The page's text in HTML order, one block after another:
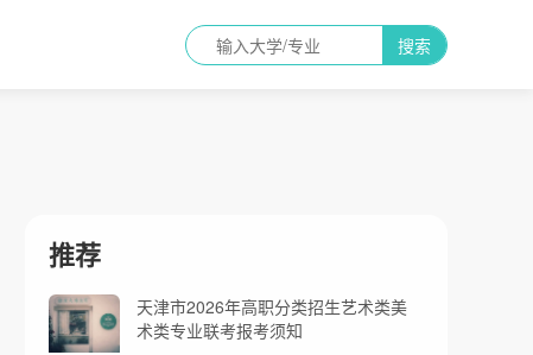
搜索
推荐
天津市2026年高职分类招生艺术类美
术类专业联考报考须知